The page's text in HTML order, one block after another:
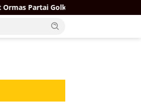
Golkar: Ada yang Kuat, Ada yang